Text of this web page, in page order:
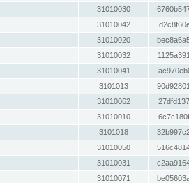
31010030
31010042
31010020
31010032
31010041
3101013
31010062
31010010
3101018
31010050
31010031
31010071